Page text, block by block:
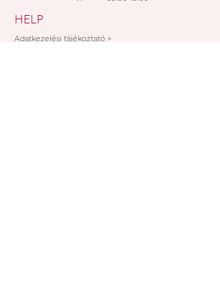
HELP
Adatkezelési tájékoztató >